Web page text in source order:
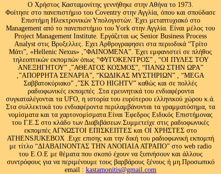
Ο Χρήστος Κασταμονίτης γεννήθηκε στην Αθήνα το 1973.
Φοίτησε στο πανεπιστήμιο του Coventry στην Αγγλία, όπου και σπούδασε
Επιστήμη Ηλεκτρονικών Υπολογιστών. Έχει μεταπτυχιακό στο
Management από το πανεπιστήμιο του Υork στην Αγγλία. Είναι μέλος του
Project Management Institute. Εργάζεται ως Senior Business Process
Analyst στις Βρυξελλες. Εχει Αρθρογραφησει στα περιοδικά “Τρίτο
Μάτι”, «Hellenic Nexus» ,”ΦΑΙΝΟΜΕΝΑ”. Έχει εμφανιστεί σε πλήθος
τηλεοπτικών εκπομπών όπως “ΦΥΓΟΚΕΝΤΡΟΣ” , “ΟΙ ΠΥΛΕΣ ΤΟΥ
ΑΝΕΞΗΓΗΤΟΥ” ,”ΑΘΕΑΤΟΣ ΚΟΣΜΟΣ”, “ΠΑΝΩ ΣΤΗΝ ΩΡΑ”
,”ΑΠΟΡΡΗΤΑ ΣΕΝΑΡΙΑ”, “ΚΩΔΙΚΑΣ ΜΥΣΤΗΡΙΩΝ” , “MEGA
Σαββατοκύριακο” ,”ΣΚ ΣΤΟ HIGHTV” καθώς και σε πολλές
ραδιοφωνικές εκπομπές .Στα ερευνητικά του ενδιαφέροντα
συγκαταλέγονται τα UFO, η ιστορία του ευρύτερου ελληνικού χώρου κ.ά.
Στα συλλεκτικά του ενδιαφέροντα περιλαμβάνονται τα γραμματόσημα, τα
νομίσματα και τα χαρτονομίσματα.Είναι Έφεδρος Ειδικός Επιστήμονας
του Γ.Ε.Σ στο κλάδο των Διαβιβάσεων.Συμμετείχε στις ραδιοφωνικές
εκπομπές ΑΓΝΩΣΤΟΙ ΕΠΙΣΚΕΠΤΕΣ και ΟΙ ΧΡΗΣΤΕΣ στο
ATHENSJUKEBOX .Ειχε επισης και την δική του ραδιοφωνική εκπομπή
με τίτλο “ΔΙΑΒΑΙΝΟΝΤΑΣ ΤΗΝ ΑΝΟΠΑΙΑ ΑΤΡΑΠΟ” στο web radio
του Ε.Ο.Ε με θέματα που σκοπό έχουν να ξυπνήσουν και άλλους
συντρόφους για να περιμένουμε τους βαρβάρους ξένους ή μη.Προσωπικό
email : kastamonitis@gmail.com